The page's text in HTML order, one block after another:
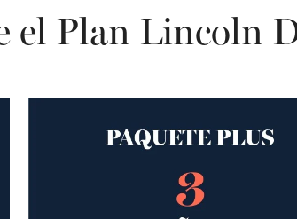
el Plan Lincoln